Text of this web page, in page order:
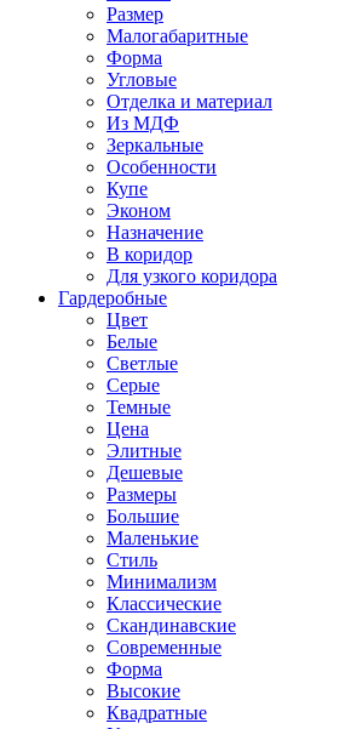
Размер
Малогабаритные
Форма
Угловые
Отделка и материал
Из МДФ
Зеркальные
Особенности
Купе
Эконом
Назначение
В коридор
Для узкого коридора
Гардеробные
Цвет
Белые
Светлые
Серые
Темные
Цена
Элитные
Дешевые
Размеры
Большие
Маленькие
Стиль
Минимализм
Классические
Скандинавские
Современные
Форма
Высокие
Квадратные